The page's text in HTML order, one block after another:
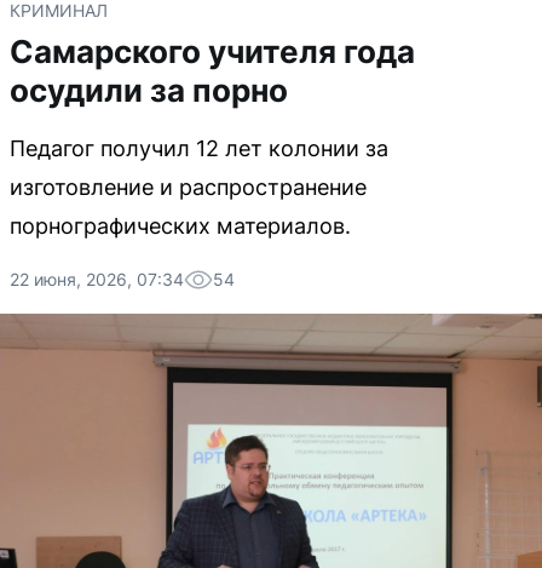
КРИМИНАЛ
Самарского учителя года
осудили за порно
Педагог получил 12 лет колонии за
изготовление и распространение
порнографических материалов.
22 июня, 2026, 07:34 54